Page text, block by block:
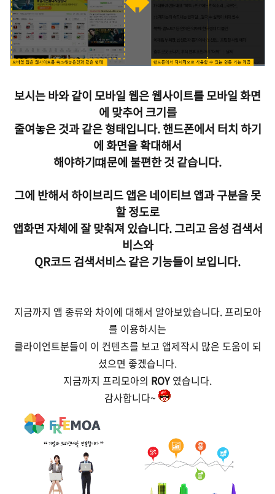
보시는 바와 같이 모바일 웹은 웹사이트를 모바일 화면
에 맞추어 크기를
줄여놓은것과 같은 형태입니다.핸드폰에서 터치 하기
에 화면을 확대해서
해야하기떄문에 불편한 것 같습니다.
그에 반해서 하이브리드 앱은 네이티브 앱과 구분을 못
할 정도로
앱화면 자체에잘 맞춰져 있습니다.그리고 음성 검색서
비스와
QR코드 검색서비스 같은 기능들이 보입니다.
지금까지 앱 종류와 차이에 대해서 알아보았습니다. 프리모아
를 이용하시는
클라이언트분들이 이 컨텐츠를 보고 앱제작시 많은 도움이 되
셨으면 좋겠습니다.
지금까지 프리모아의 ROY였습니다.
감사합니다~